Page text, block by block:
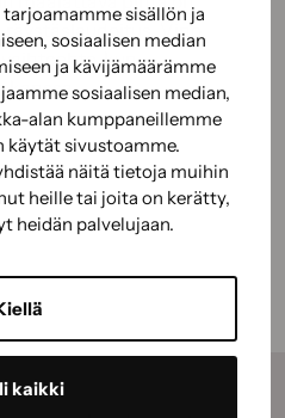
sisällön ja
sosiaalisen median
ja kävijämäärämme
sosiaalisen median,
alan kumppaneillemme
käytät sivustoamme.
näitä tietoja muihin
heille tai joita on kerätty,
heidän palvelujaan.
kaikki
räystäslaudoitus. Vino
vaihtoehto, kun
kanssa.